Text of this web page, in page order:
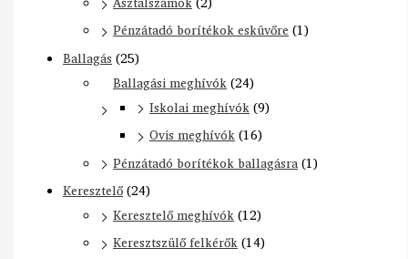
Pénzátadó borítékok esküvőre(1)
Ballagás (25)
Ballagási meghívók(24)
Iskolai meghívók(9)
Ovis meghívók(16)
Pénzátadó borítékok ballagásra(1)
Keresztelő(24)
Keresztelő meghívók(12)
Keresztszülő felkérők(14)